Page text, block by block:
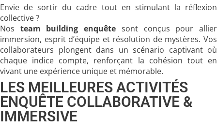
Envie de sortir du cadre tout en stimulant la réflexion
collective ?
Nos team building enquête sont conçus pour allier
immersion, esprit d’équipe et résolution de mystères. Vos
collaborateurs plongent dans un scénario captivant où
chaque indice compte, renforçant la cohésion tout en
vivant une expérience unique et mémorable.
LES MEILLEURES ACTIVITÉS
ENQUÊTE COLLABORATIVE &
IMMERSIVE